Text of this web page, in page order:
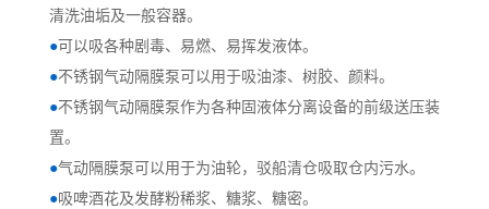
清洗油垢及一般容器。
●可以吸各种剧毒、易燃、易挥发液体。
●不锈钢气动隔膜泵可以用于吸油漆、树胶、颜料。
●不锈钢气动隔膜泵作为各种固液体分离设备的前级送压装
置。
●气动隔膜泵可以用于为油轮，驳船清仓吸取仓内污水。
●吸啤酒花及发酵粉稀浆、糖浆、糖密。